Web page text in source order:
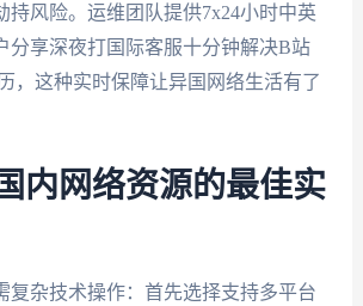
持风险。运维团队提供7x24小时中英
分享深夜打国际客服十分钟解决B站
，这种实时保障让异国网络生活有了
内网络资源的最佳实
复杂技术操作：首先选择支持多平台